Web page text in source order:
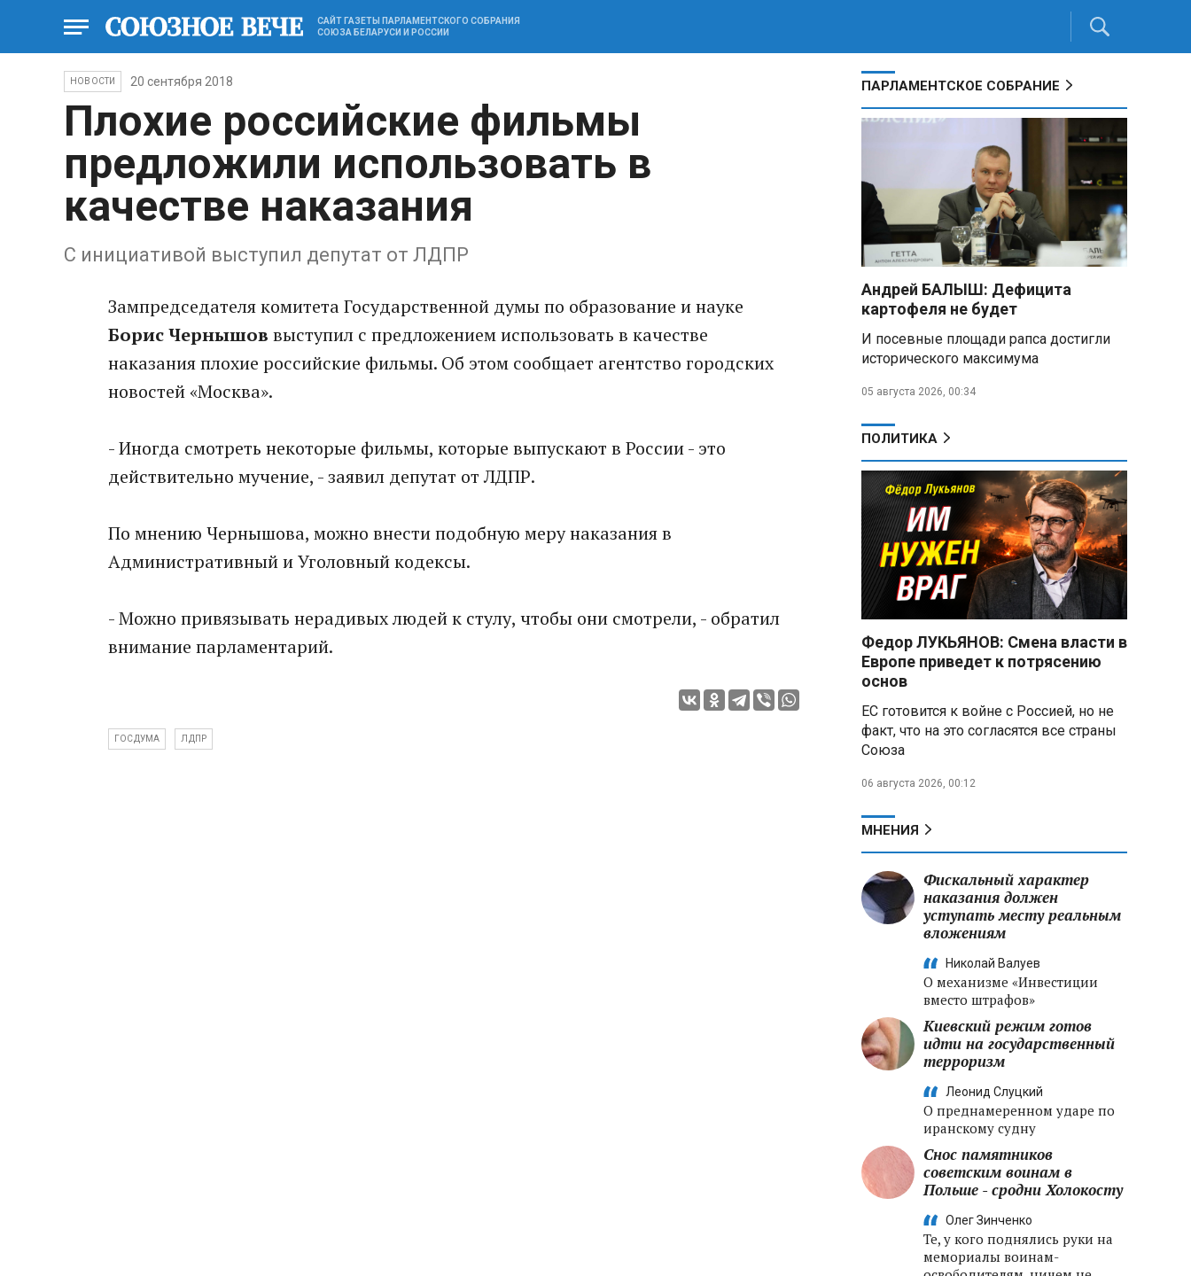
САЙТ ГАЗЕТЫ ПАРЛАМЕНТСКОГО СОБРАНИЯ
СОЮЗА БЕЛАРУСИ И РОССИИ
НОВОСТИ 20 сентября 2018
Плохие российские фильмы
предложили использовать в
качестве наказания
С инициативой выступил депутат от ЛДПР
Зампредседателя комитета Государственной думы по образование и науке
Борис Чернышов выступил с предложением использовать в качестве
наказания плохие российские фильмы. Об этом сообщает агентство городских
новостей «Москва».
- Иногда смотреть некоторые фильмы, которые выпускают в России - это
действительно мучение, - заявил депутат от ЛДПР.
По мнению Чернышова, можно внести подобную меру наказания в
Административный и Уголовный кодексы.
- Можно привязывать нерадивых людей к стулу, чтобы они смотрели, - обратил
внимание парламентарий.
ГОСДУМА ЛДПР
ПАРЛАМЕНТСКОЕ СОБРАНИЕ
Андрей БАЛЫШ: Дефицита
картофеля не будет
И посевные площади рапса достигли
исторического максимума
05 августа 2026, 00:34
ПОЛИТИКА
Федор ЛУКЬЯНОВ: Смена власти в
Европе приведет к потрясению
основ
ЕС готовится к войне с Россией, но не
факт, что на это согласятся все страны
Союза
06 августа 2026, 00:12
МНЕНИЯ
Фискальный характер
наказания должен
уступать месту реальным
вложениям
Николай Валуев
О механизме «Инвестиции
вместо штрафов»
Киевский режим готов
идти на государственный
терроризм
Леонид Слуцкий
О преднамеренном ударе по
иранскому судну
Снос памятников
советским воинам в
Польше - сродни Холокосту
Олег Зинченко
Те, у кого поднялись руки на
мемориалы воинам-